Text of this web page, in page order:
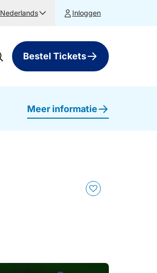
Nederlands Inloggen
Bestel Tickets
Meer informatie